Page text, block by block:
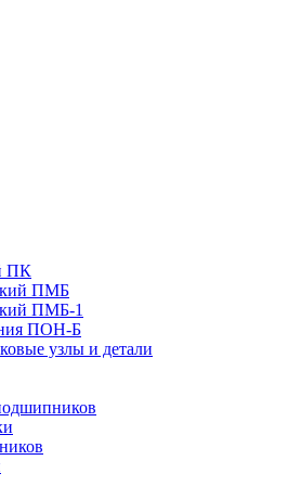
ПК
ПМБ
ПМБ-1
ПОН-Б
узлы и детали